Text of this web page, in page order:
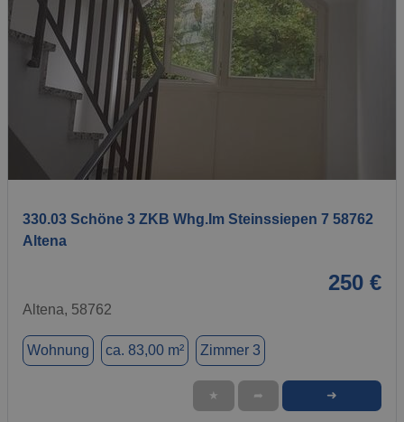
330.03 Schöne 3 ZKB Whg.Im Steinssiepen 7 58762
Altena
250 €
Altena, 58762
Wohnung ca. 83,00 m² Zimmer 3
★ ➦ ➜